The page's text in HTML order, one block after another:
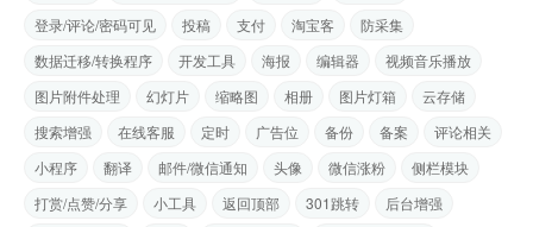
登录/评论/密码可见
投稿 支付 淘宝客
防采集
数据迁移/转换程序
开发工具 海报 编辑器
视频音乐播放
图片附件处理
幻灯片 缩略图 相册 图片灯箱
云存储
搜索增强
在线客服 定时 广告位 备份 备案
评论相关
小程序
翻译 邮件/微信通知 头像 微信涨粉
侧栏模块
打赏/点赞/分享
小工具 返回顶部 301跳转
后台增强